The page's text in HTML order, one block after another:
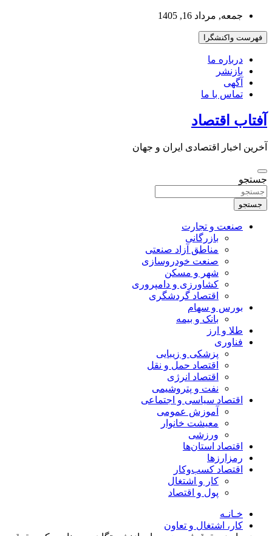
بروید
جمعه, مرداد 16, 1405
فهرست واکنشگرا
درباره ما
بازنشر
آگهی
تماس با ما
آفتاب اقتصاد
آخرین اخبار اقتصادی ایران و جهان
جستجو
جستجو
صنعت و تجارت
بازرگانی
مناطق آزاد صنعتی
صنعت خودروسازی
شهر و مسکن
کشاورزی و دامپروری
اقتصاد گردشگری
بورس و سهام
بانک و بیمه
طلا و ارز
فناوری
پزشکی و زیبایی
اقتصاد حمل و نقل
اقتصاد انرژی
نفت و پتروشیمی
اقتصاد سیاسی و اجتماعی
آموزش عمومی
معیشت خانوار
ورزشی
اقتصاد استان‌ها
رمزارزها
اقتصاد کسب‌و‌کار
کار و اشتغال
پول و اقتصاد
خـانـه
کار، اشتغال و تعاون